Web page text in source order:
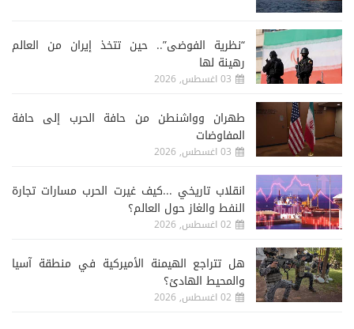
“نظرية الفوضى”.. حين تتخذ إيران من العالم
رهينة لها
03 اغسطس, 2026
طهران وواشنطن من حافة الحرب إلى حافة
المفاوضات
03 اغسطس, 2026
انقلاب تاريخي ...كيف غيرت الحرب مسارات تجارة
النفط والغاز حول العالم؟
02 اغسطس, 2026
هل تتراجع الهيمنة الأميركية في منطقة آسيا
والمحيط الهادئ؟
02 اغسطس, 2026